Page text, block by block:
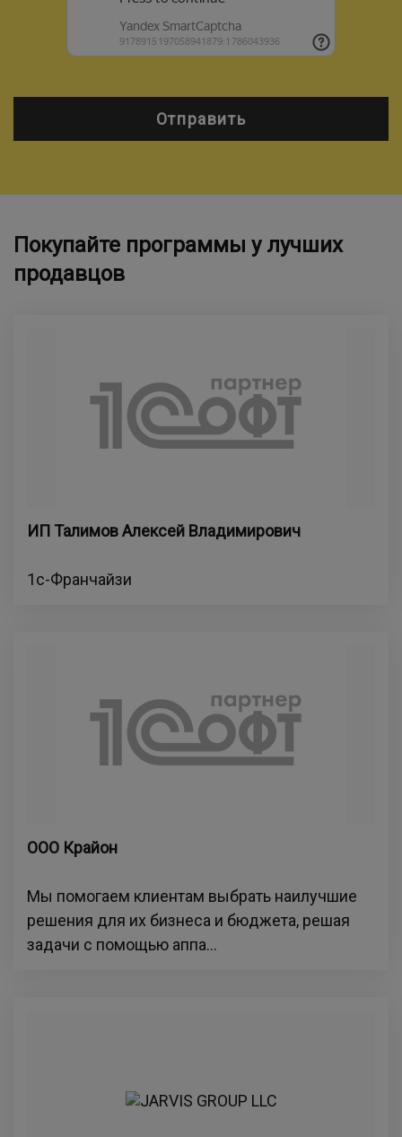
Отправить
Покупайте программы у лучших
продавцов
ИП Талимов Алексей Владимирович
1с-Франчайзи
ООО Крайон
Мы помогаем клиентам выбрать наилучшие
решения для их бизнеса и бюджета, решая
задачи с помощью аппа...